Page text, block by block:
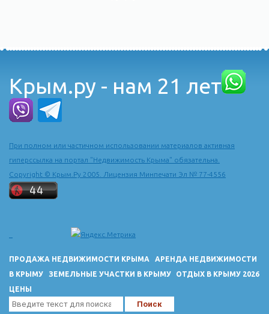
Крым.ру - нам 21 лет
При полном или частичном использовании материалов активная
гиперссылка на портал "Недвижимость Крыма" обязательна.
Copyright © Крым.Ру 2005. Лицензия Минпечати Эл № 77-4556
ПРОДАЖА НЕДВИЖИМОСТИ КРЫМА
АРЕНДА НЕДВИЖИМОСТИ
В КРЫМУ
ЗЕМЕЛЬНЫЕ УЧАСТКИ В КРЫМУ
ОТДЫХ В КРЫМУ 2026
ЦЕНЫ